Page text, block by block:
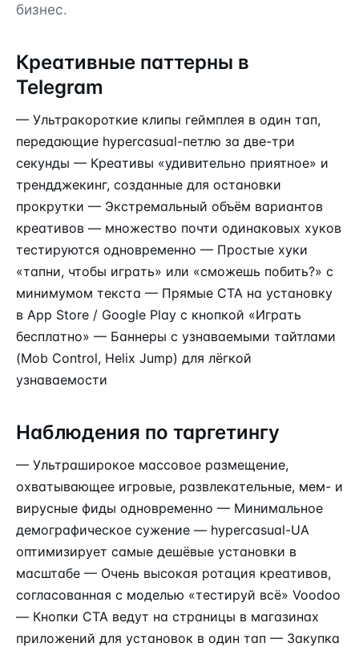
бизнес.
Креативные паттерны в
Telegram
— Ультракороткие клипы геймплея в один тап,
передающие hypercasual-петлю за две-три
секунды — Креативы «удивительно приятное» и
трендджекинг, созданные для остановки
прокрутки — Экстремальный объём вариантов
креативов — множество почти одинаковых хуков
тестируются одновременно — Простые хуки
«тапни, чтобы играть» или «сможешь побить?» с
минимумом текста — Прямые CTA на установку
в App Store / Google Play с кнопкой «Играть
бесплатно» — Баннеры с узнаваемыми тайтлами
(Mob Control, Helix Jump) для лёгкой
узнаваемости
Наблюдения по таргетингу
— Ультраширокое массовое размещение,
охватывающее игровые, развлекательные, мем- и
вирусные фиды одновременно — Минимальное
демографическое сужение — hypercasual-UA
оптимизирует самые дешёвые установки в
масштабе — Очень высокая ротация креативов,
согласованная с моделью «тестируй всё» Voodoo
— Кнопки CTA ведут на страницы в магазинах
приложений для установок в один тап — Закупка